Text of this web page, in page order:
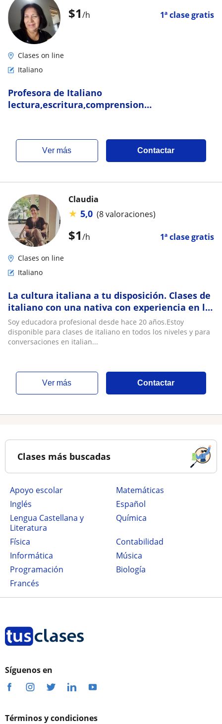
$1/h 1ª clase gratis
Clases on line
Italiano
Profesora de Italiano
lectura,escritura,comprension
ver más Contactar
$1/h 1ª clase gratis
Claudia
★ 5,0 (8 valoraciones)
Clases on line
Italiano
La cultura italiana a tu disposición. Clases de
italiano con una nativa con experiencia en la
enseñanza. Primera clase gratuita
Soy educadora profesional desde hace 20 años.Estoy
disponible para clases de italiano en todos los niveles y para
conversaciones en italian...
ver más Contactar
Clases más buscadas
Apoyo escolar
Matemáticas
Inglés
Español
Lengua Castellana y
Literatura
Química
Física
Contabilidad
Informática
Música
Programación
Biología
Francés
Síguenos en
Términos y condiciones